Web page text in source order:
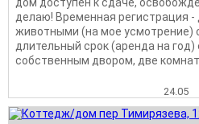
делаю! Временная регистрация
животными (на мое усмотрение)
длительный срок (аренда на
собственным двором, две
24.05